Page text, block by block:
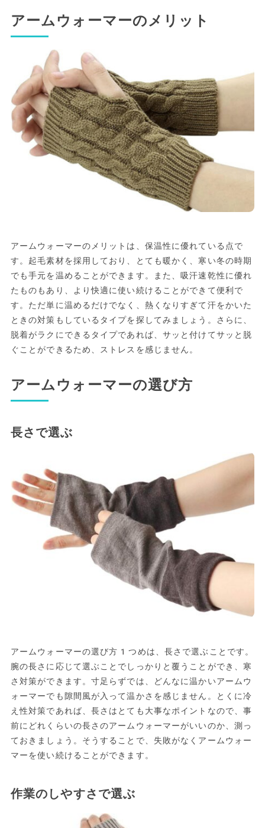
アームウォーマーのメリット
アームウォーマーのメリットは、保温性に優れている点で
す。起毛素材を採用しており、とても暖かく、寒い冬の時期
でも手元を温めることができます。また、吸汗速乾性に優れ
たものもあり、より快適に使い続けることができて便利で
す。ただ単に温めるだけでなく、熱くなりすぎて汗をかいた
ときの対策もしているタイプを探してみましょう。さらに、
脱着がラクにできるタイプであれば、サッと付けてサッと脱
ぐことができるため、ストレスを感じません。
アームウォーマーの選び方
長さで選ぶ
アームウォーマーの選び方1つめは、長さで選ぶことです。
腕の長さに応じて選ぶことでしっかりと覆うことができ、寒
さ対策ができます。寸足らずでは、どんなに温かいアームウ
ォーマーでも隙間風が入って温かさを感じません。とくに冷
え性対策であれば、長さはとても大事なポイントなので、事
前にどれくらいの長さのアームウォーマーがいいのか、測っ
ておきましょう。そうすることで、失敗がなくアームウォー
マーを使い続けることができます。
作業のしやすさで選ぶ